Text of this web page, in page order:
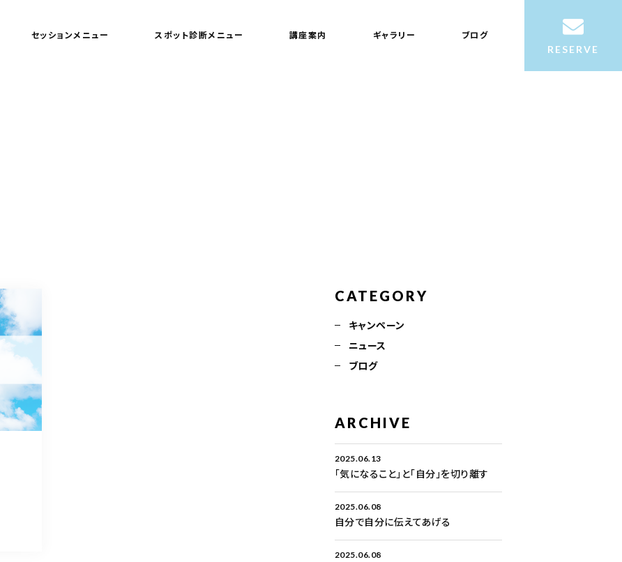
セッションメニュー スポット診断メニュー 講座案内 ギャラリー ブログ
RESERVE
CATEGORY
キャンペーン
ニュース
ブログ
ARCHIVE
2025.06.13
「気になること」と「自分」を切り離す
2025.06.08
自分で自分に伝えてあげる
2025.06.08